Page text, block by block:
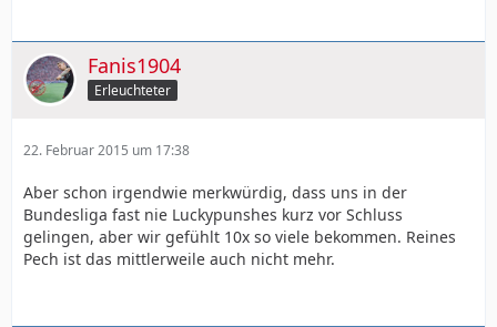
Fanis1904
Erleuchteter
22. Februar 2015 um 17:38
Aber schon irgendwie merkwürdig, dass uns in der
Bundesliga fast nie Luckypunshes kurz vor Schluss
gelingen, aber wir gefühlt 10x so viele bekommen. Reines
Pech ist das mittlerweile auch nicht mehr.